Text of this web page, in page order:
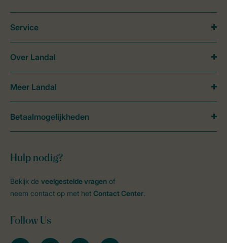
Hulp nodig?
Bekijk de veelgestelde vragen of
neem contact op met het Contact Center.
Follow Us
Service
Over Landal
Meer Landal
Betaalmogelijkheden